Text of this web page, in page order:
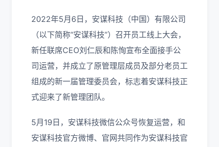
2022年5月6日，安谋科技（中国）有限公司
（以下简称“安谋科技”）召开员工线上大会，
新任联席CEO刘仁辰和陈恂宣布全面接手公
司运营，并成立了原管理层成员及部分老员工
组成的新一届管理委员会，标志着安谋科技正
式迎来了新管理团队。
5月19日，安谋科技微信公众号恢复运营，和
安谋科技官方微博、官网共同作为安谋科技官